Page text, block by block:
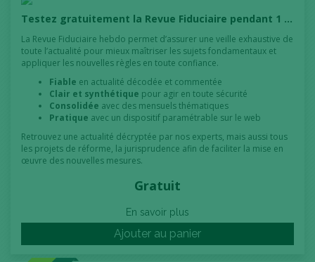
Testez gratuitement la Revue Fiduciaire pendant 1 mois !
La Revue Fiduciaire hebdo permet d’assurer une veille exhaustive de
toute l’actualité pour mieux maîtriser les sujets fondamentaux et
appliquer les nouvelles règles en toute confiance.
Fiable en actualité décodée et commentée
Clair et synthétique pour agir en toute sécurité
Consolidée avec des mensuels thématiques
Pratique avec un dispositif paramétrable sur le web
Retrouvez une actualité décryptée par nos experts, mais aussi tous
les projets de réforme, la jurisprudence afin de faciliter la mise en
œuvre des nouvelles mesures.
Gratuit
En savoir plus
Ajouter au panier